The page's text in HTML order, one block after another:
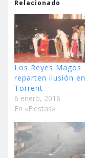
Relacionado
Los Reyes Magos
reparten ilusión en
Torrent
6 enero, 2016
En «Fiestas»